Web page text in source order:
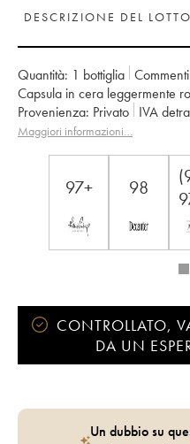
DESCRIZIONE DEL LOTTO
Quantità: 1 bottiglia
Capsula in cera leggermente
Provenienza:
privato IVA
Denominazione:
Chablis
Maggiori informazioni…
97+ 98
CONTROLLATO,
DA UN
Un dubbio su